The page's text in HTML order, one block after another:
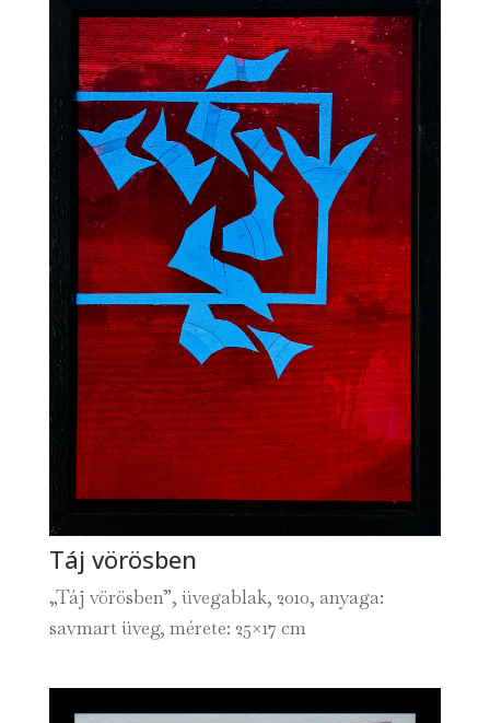
Táj vörösben
„Táj vörösben”, üvegablak, 2010, anyaga:
savmart üveg, mérete: 25×17 cm